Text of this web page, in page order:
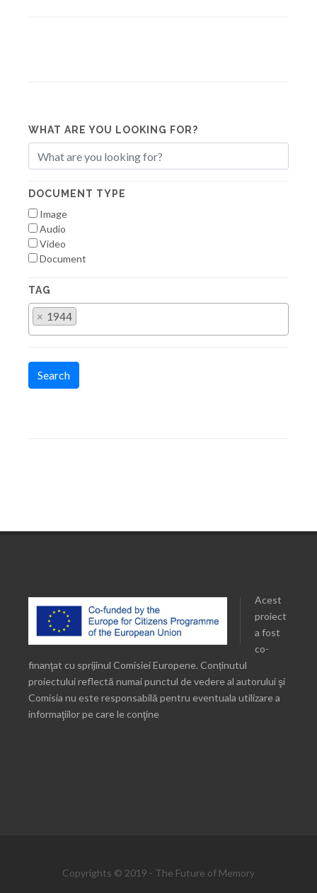
WHAT ARE YOU LOOKING FOR?
DOCUMENT TYPE
Image
Audio
Video
Document
TAG
× 1944
Search
Acest
proiect
a fost
co-
finanţat cu sprijinul Comisiei Europene. Conținutul
proiectului reflectă numai punctul de vedere al autorului şi
Comisia nu este responsabilă pentru eventuala utilizare a
informaţiilor pe care le conţine
Copyrights © 2019 - The Future of Memory